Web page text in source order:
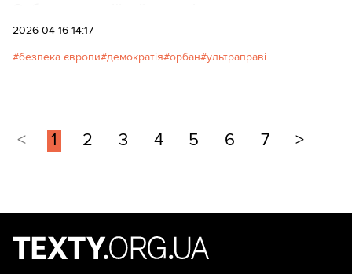
виклик автократу, а й здобути конституційну
неліберальних режимів. Texty.org.ua наводять
2026-04-16 14:17
безпека європи демократія орбан ультраправі
< 1 2 3 4 5 6 7 >